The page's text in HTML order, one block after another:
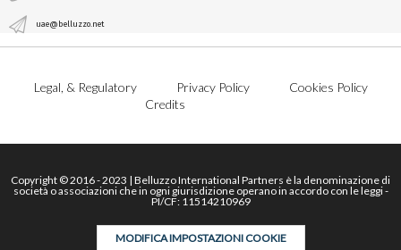
uae@belluzzo.net
Legal, & Regulatory Privacy Policy
Cookies Policy
Credits
Copyright © 2016 - 2023 | Belluzzo International Partners è la denominazione di
società o associazioni che in ogni giurisdizione operano in accordo con le leggi -
PI/CF: 11514210969
MODIFICA IMPOSTAZIONI COOKIE